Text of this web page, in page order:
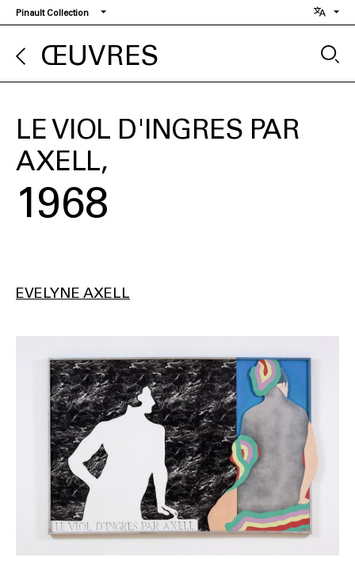
Aller
au
contenu
principal
Pinault Collection
ŒUVRES
LE VIOL D'INGRES PAR
AXELL
1968
EVELYNE AXELL